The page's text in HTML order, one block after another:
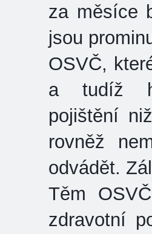
za měsíce
jsou
OSVČ,
a tudíž
pojištění
rovněž
odvádět.
Těm
zdravotní